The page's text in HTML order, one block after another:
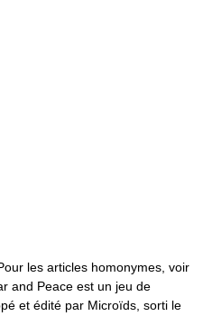
les articles homonymes, voir
and Peace est un jeu de
et édité par Microïds, sorti le